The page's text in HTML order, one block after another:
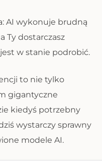
AI wykonuje brudną
Ty dostarczasz
w stanie podrobić.
to nie tylko
gigantyczne
kiedyś potrzebny
wystarczy sprawny
modele AI.